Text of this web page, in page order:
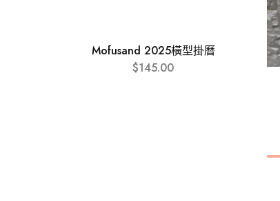
Mofusand 2025橫型掛曆
$145.00